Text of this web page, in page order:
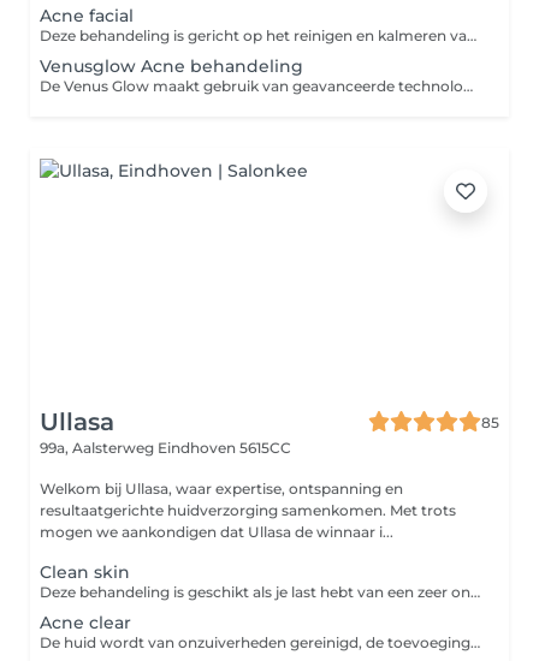
Acne facial
Deze behandeling is gericht op het reinigen en kalmeren van de acne-gevoelige huid. Met een dieptereiniging, zachte exfoliatie en een kalmerend masker werken we aan een zuivere en frisse huid. Ideaal voor het verminderen van onzuiverheden en roodheid. We stemmen de behandeling altijd af op de behoeften van jouw huid en passen deze direct aan voor het beste resultaat.
Venusglow Acne behandeling
De Venus Glow maakt gebruik van geavanceerde technologieën om de huidverzorgingservaring te verbeteren: Diepe Poriënbehandeling: De Venus Glow richt zich op het bereiken van de diepere poriën van de huid. Dit is van essentieel belang om onzuiverheden en overtollig talg effectief te verwijderen, waardoor de huid er frisser en schoner uitziet. Hydratatie: Naast het reinigen van de poriën, zorgt de behandeling ervoor dat de huid diep gehydrateerd wordt. Dit draagt bij aan een gezonde gloed en een gehydrateerde uitstraling van de huid. Huidvernieuwing: De Venus Glow stimuleert tevens de huidvernieuwing. Door de combinatie van de behandeling met verschillende technologieën worden dode huidcellen voorzichtig verwijderd, wat kan resulteren in een gladdere en stralendere huid. Bij het boeken van de behandeling kunnen er verschillende opties zijn, afhankelijk van de toevoeging van andere producten of technologieën. *De Venus Glow is een geweldige aanvulling op een acnebehandeling, vooral voor het aanpakken van comedogene acne. Deze behandeling gaat diep in de poriën om grondig te reinigen, wat bijdraagt aan het verminderen van comedogene acne. Bovendien laat de behandeling een prachtige en gezonde gloed op de huid achter, wat het resultaat nog verder verbetert. Met de Venus Glow kunt u zowel het bestrijden van acne als het bereiken van een stralende huid bereiken.
Ullasa
85
99a, Aalsterweg Eindhoven 5615CC
Welkom bij Ullasa, waar expertise, ontspanning en
resultaatgerichte huidverzorging samenkomen. Met trots
mogen we aankondigen dat Ullasa de winnaar i...
Clean skin
Deze behandeling is geschikt als je last hebt van een zeer onzuivere huid zoals veel puistjes of blackheads. Je huid wordt grondig gereinigd en hersteld van de onzuiverheden. Door deze behandeling regelmatig te ondergaan zal je huid mooi en fris blijven.
Acne clear
De huid wordt van onzuiverheden gereinigd, de toevoeging van de exfolitatie zal de huid intensiever herstellen. De toevoeging van een softpeel zal de huid gladder en zachter maken en de uitstraling verbeteren en poriën verfijnen